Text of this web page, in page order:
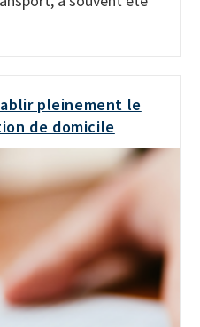
pleinement le
de domicile